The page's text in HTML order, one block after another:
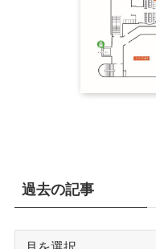
過去の記事